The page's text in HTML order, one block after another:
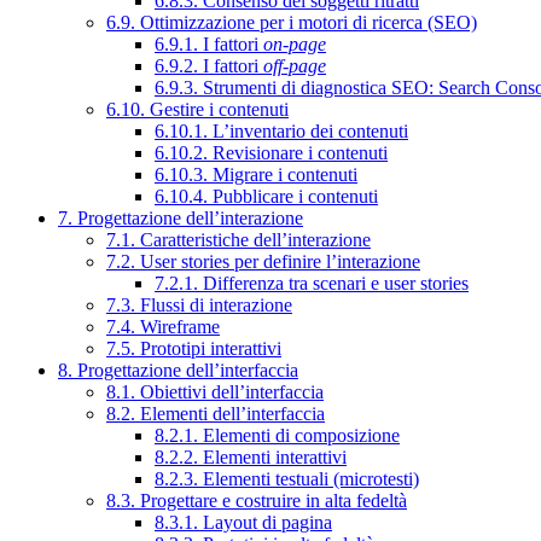
6.9. Ottimizzazione per i motori di ricerca (SEO)
6.9.1. I fattori on-page
6.9.2. I fattori off-page
6.9.3. Strumenti di diagnostica SEO: Search
6.10. Gestire i contenuti
6.10.1. L’inventario dei contenuti
6.10.2. Revisionare i contenuti
6.10.3. Migrare i contenuti
6.10.4. Pubblicare i contenuti
7. Progettazione dell’interazione
7.1. Caratteristiche dell’interazione
7.2. User stories per definire l’interazione
7.2.1. Differenza tra scenari e user stories
7.3. Flussi di interazione
7.4. Wireframe
7.5. Prototipi interattivi
8. Progettazione dell’interfaccia
8.1. Obiettivi dell’interfaccia
8.2. Elementi dell’interfaccia
8.2.1. Elementi di composizione
8.2.2. Elementi interattivi
8.2.3. Elementi testuali (microtesti)
8.3. Progettare e costruire in alta fedeltà
8.3.1. Layout di pagina